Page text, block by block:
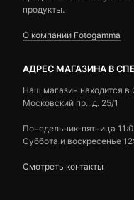
продукты.
О компании Fotogamma
АДРЕС МАГАЗИНА В
Наш магазин находится в
Московский пр., д. 25/1
Понедельник-пятница
Суббота и воскресенье
Смотреть контакты